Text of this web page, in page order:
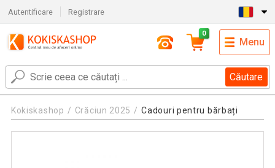
Autentificare Registrare
Căutare
0
Menu
Kokiskashop Crăciun 2025 Cadouri pentru bărbați